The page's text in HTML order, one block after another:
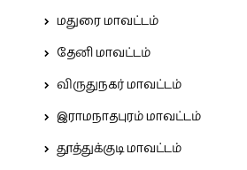
மதுரை மாவட்டம்
தேனி மாவட்டம்
விருதுநகர் மாவட்டம்
இராமநாதபுரம் மாவட்டம்
தூத்துக்குடி மாவட்டம்